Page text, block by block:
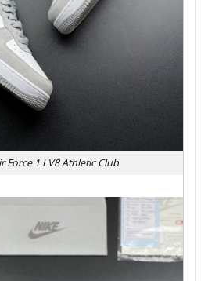
Force 1 LV8 Athletic Club